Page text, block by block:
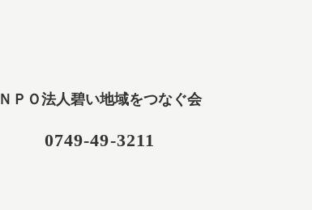
ＮＰＯ法人碧い地域をつなぐ会
0749-49-3211